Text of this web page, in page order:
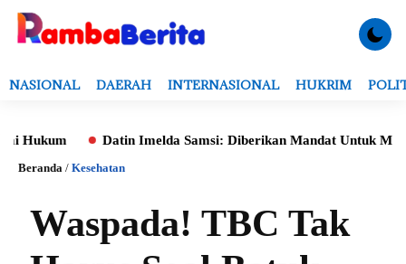
NASIONAL DAERAH INTERNASIONAL HUKRIM
Datin Imelda Samsi: Diberikan Mandat Untuk
Beranda / Kesehatan
Waspada! TBC Tak